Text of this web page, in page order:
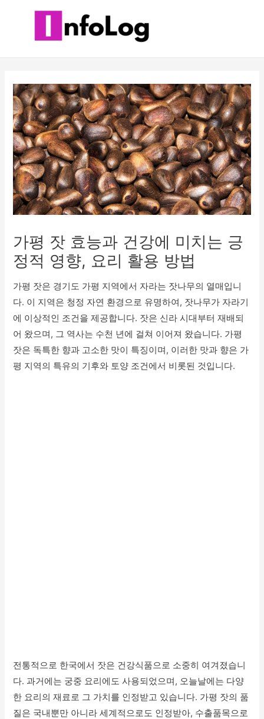
가평 잣 효능과 건강에 미치는 긍
정적 영향, 요리 활용 방법
가평 잣은 경기도 가평 지역에서 자라는 잣나무의 열매입니
다. 이 지역은 청정 자연 환경으로 유명하여, 잣나무가 자라기
에 이상적인 조건을 제공합니다. 잣은 신라 시대부터 재배되
어 왔으며, 그 역사는 수천 년에 걸쳐 이어져 왔습니다. 가평
잣은 독특한 향과 고소한 맛이 특징이며, 이러한 맛과 향은 가
평 지역의 특유의 기후와 토양 조건에서 비롯된 것입니다.
전통적으로 한국에서 잣은 건강식품으로 소중히 여겨졌습니
다. 과거에는 궁중 요리에도 사용되었으며, 오늘날에는 다양
한 요리의 재료로 그 가치를 인정받고 있습니다. 가평 잣의 품
질은 국내뿐만 아니라 세계적으로도 인정받아, 수출품목으로